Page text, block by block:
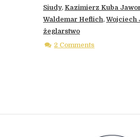
Siudy, Kazimierz Kuba
Waldemar Heflich, Wojciech
żeglarstwo
2 Comments